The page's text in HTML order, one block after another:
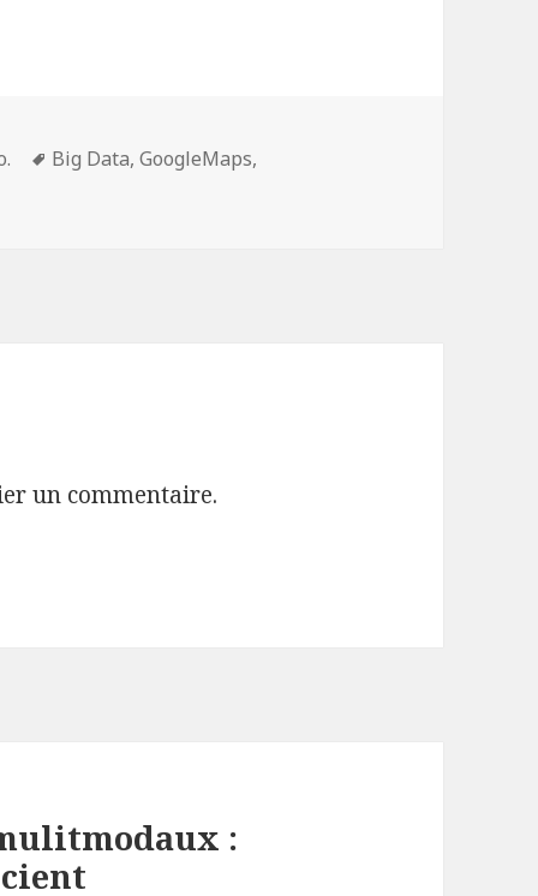
Mots-
Big Data,GoogleMaps,
un commentaire.
: